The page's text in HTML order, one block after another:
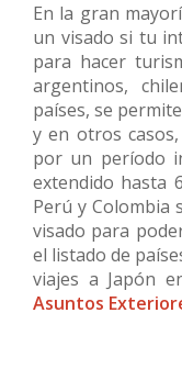
En la gran
un visado si tu
para hacer
argentinos,
países, se
y en otros
por un período
extendido hasta
Perú y Colombia
visado para
el listado de
viajes a Japón
Asuntos